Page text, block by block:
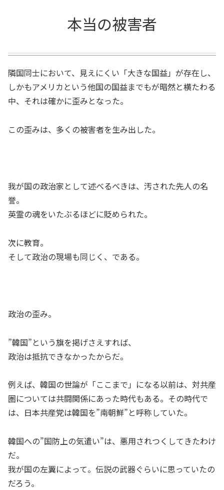
本当の被害者
隣国同士において、見えにくい「大きな国益」が存在し、
しかもアメリカという他国の国益までもが暗然と横たわる
中、それは確かに歪みとなった。
この歪みは、多くの被害者を生み出した。
我が国の政治家として述べるべきは、汚された先人の名
誉。
英霊の魂をいたぶるほどに貶められた。
次に教育。
そして政治の現場も同じく、である。
政治の歪み。
”韓国”という旗を掲げさえすれば、
政治は抵抗できなかったからだ。
例えば、韓国の世論が「ここまで」になる以前は、対共産
圏については共闘関係にあった時代もある。その時代で
は、日本共産党は韓国を”南朝鮮”と呼称していた。
韓国への”国防上の気遣い”は、悪用されつくしてきたわけ
だ。
我が国の左翼によって。伝説の武器ぐらいに思っていたの
だろう。